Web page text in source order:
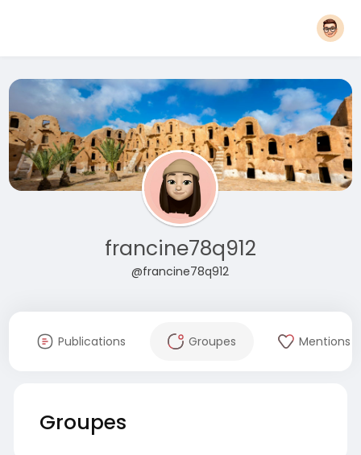
francine78q912
@francine78q912
Publications Groupes Mentions
Groupes